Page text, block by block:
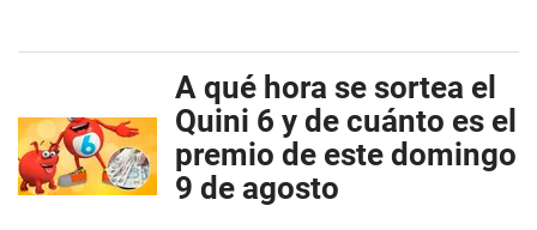
A qué hora se sortea el
Quini 6 y de cuánto es el
premio de este domingo
9 de agosto